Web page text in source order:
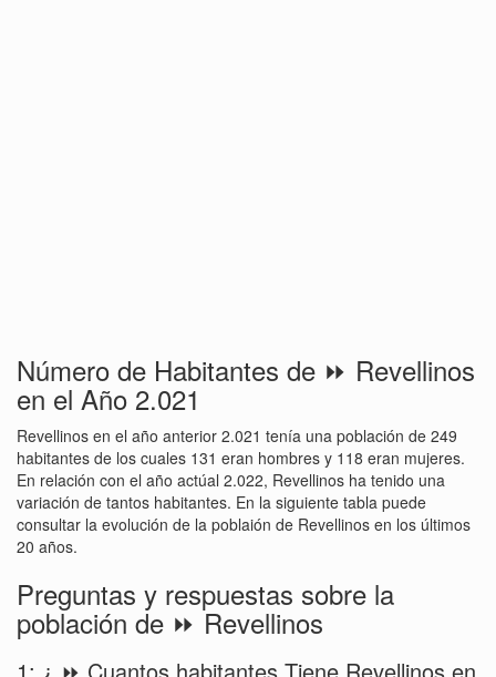
Número de Habitantes de ⏩ Revellinos
en el Año 2.021
Revellinos en el año anterior 2.021 tenía una población de 249
habitantes de los cuales 131 eran hombres y 118 eran mujeres.
En relación con el año actúal 2.022, Revellinos ha tenido una
variación de tantos habitantes. En la siguiente tabla puede
consultar la evolución de la poblaión de Revellinos en los últimos
20 años.
Preguntas y respuestas sobre la
población de ⏩ Revellinos